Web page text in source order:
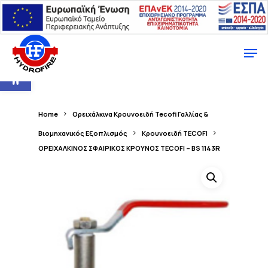
Ανοίξτε τη γραμμή εργαλείων
Home Ορειχάλκινα Κρουνοειδή Tecofi Γαλλίας &
Βιομηχανικός Εξοπλισμός
Κρουνοειδή TECOFI
ΟΡΕΙΧΑΛΚΙΝΟΣ ΣΦΑΙΡΙΚΟΣ ΚΡΟΥΝΟΣ TECOFI – BS 1143R